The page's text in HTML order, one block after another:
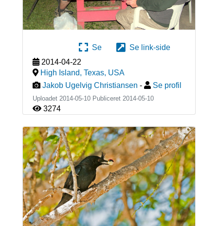
Se
Se link-side
2014-04-22
High Island, Texas, USA
Jakob Ugelvig Christiansen - Se profil
Uploadet 2014-05-10 Publiceret 2014-05-10
3274